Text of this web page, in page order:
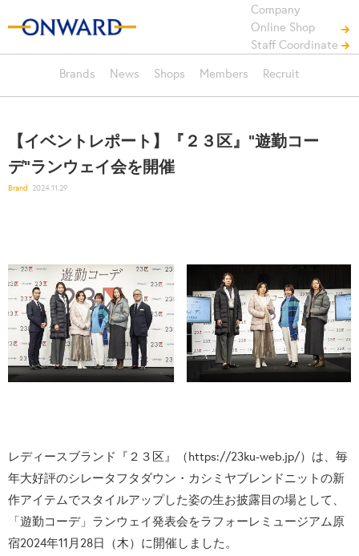
Company
Online Shop
Staff Coordinate
Brands
News Shops Members Recruit
【イベントレポート】『２３区』"遊勤コー
デ"ランウェイ会を開催
Brand 2024.11.29
レディースブランド『２３区』（https://23ku-web.jp/）は、毎
年大好評のシレータフタダウン・カシミヤブレンドニットの新
作アイテムでスタイルアップした姿の生お披露目の場として、
「遊勤コーデ」ランウェイ発表会をラフォーレミュージアム原
宿2024年11月28日（木）に開催しました。